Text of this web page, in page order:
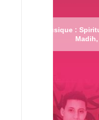
Musique :